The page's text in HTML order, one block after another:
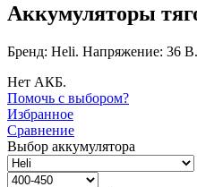
Аккумуляторы
Бренд: Heli. Напряжение: 36
Нет АКБ.
Помочь с выбором?
Избранное
Сравнение
Выбор аккумулятора